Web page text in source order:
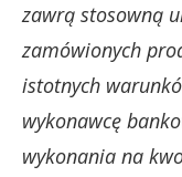
zawrą stosowną
zamówionych
istotnych
wykonawcę
wykonania na